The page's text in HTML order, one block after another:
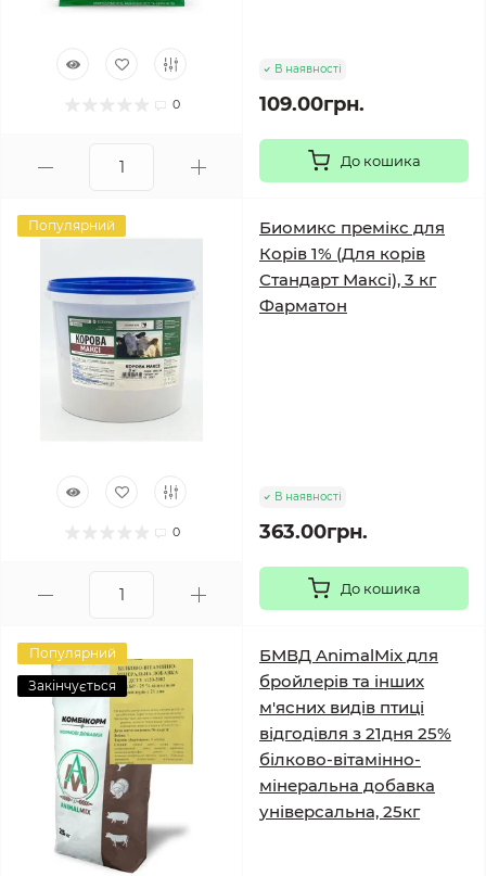
0
В наявності
109.00грн.
До кошика
Популярний
0
Биомикс премікс для
Корів 1% (Для корів
Стандарт Максі), 3 кг
Фарматон
В наявності
363.00грн.
До кошика
Популярний
Закінчується
БМВД AnimalMix для
бройлерів та інших
м'ясних видів птиці
відгодівля з 21дня 25%
білково-вітамінно-
мінеральна добавка
універсальна, 25кг